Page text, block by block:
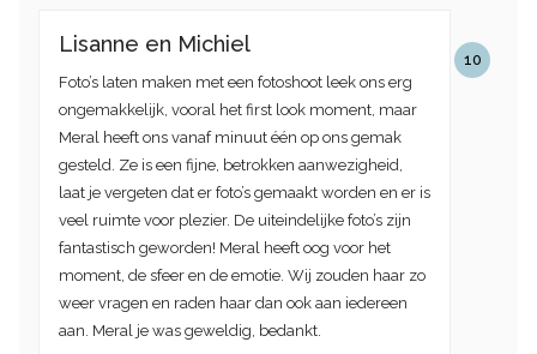
10
Lisanne en Michiel
Foto’s laten maken met een fotoshoot leek ons erg
ongemakkelijk, vooral het first look moment, maar
Meral heeft ons vanaf minuut één op ons gemak
gesteld. Ze is een fijne, betrokken aanwezigheid,
laat je vergeten dat er foto’s gemaakt worden en er is
veel ruimte voor plezier. De uiteindelijke foto’s zijn
fantastisch geworden! Meral heeft oog voor het
moment, de sfeer en de emotie. Wij zouden haar zo
weer vragen en raden haar dan ook aan iedereen
aan. Meral je was geweldig, bedankt.